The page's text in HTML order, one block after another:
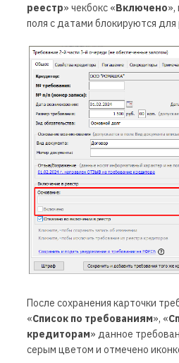
реестр» чекбокс «Включено»,
поля с датами блокируются
После сохранения карточки
«Список по требованиям», «
кредиторам» данное
серым цветом и отмечено